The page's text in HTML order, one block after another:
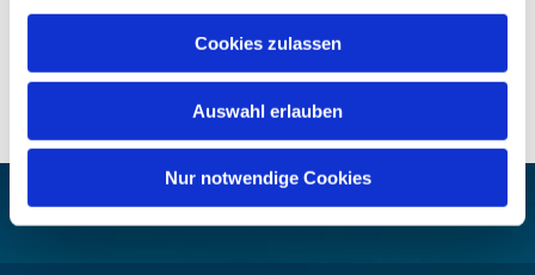
Cookies zulassen
Auswahl erlauben
Nur notwendige Cookies